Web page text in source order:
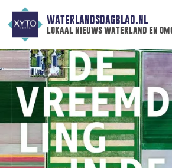
WATERLANDSDAGBLAD.NL
lokaal nieuws waterland en